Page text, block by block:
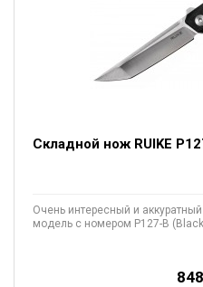
Складной нож RUIKE
Очень интересный и
модель с номером P127-B